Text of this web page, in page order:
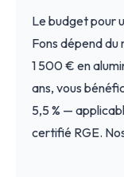
Le budget pour
Fons dépend
1 500 € en
ans, vous
5,5 % —
certifié RGE.